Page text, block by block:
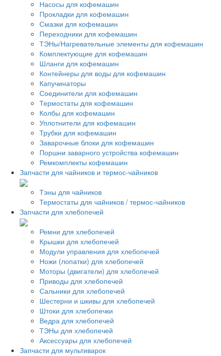
Насосы для кофемашин
Прокладки для кофемашин
Смазки для кофемашин
Переходники для кофемашин
ТЭНы/Нагревательные элементы для кофемашин
Комплектующие для кофемашин
Шланги для кофемашин
Контейнеры для воды для кофемашин
Капучинаторы
Соединители для кофемашин
Термостаты для кофемашин
Колбы для кофемашин
Уплотнители для кофемашин
Трубки для кофемашин
Заварочные блоки для кофемашин
Поршни заварного устройства кофемашин
Ремкомплекты кофемашин
Запчасти для чайников и термос-чайников
Тэны для чайников
Термостаты для чайников / термос-чайников
Запчасти для хлебопечей
Ремни для хлебопечей
Крышки для хлебопечей
Модули управления для хлебопечей
Ножи (лопатки) для хлебопечей
Моторы (двигатели) для хлебопечей
Приводы для хлебопечей
Сальники для хлебопечей
Шестерни и шкивы для хлебопечей
Штоки для хлебопечки
Ведра для хлебопечей
ТЭНы для хлебопечей
Аксессуары для хлебопечей
Запчасти для мультиварок